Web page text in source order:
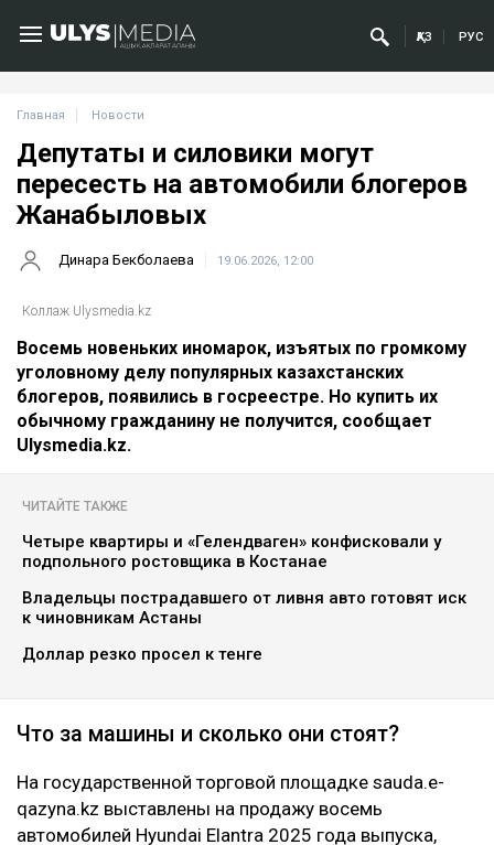
ҚАЗ РУС
Главная Новости
Депутаты и силовики могут
пересесть на автомобили блогеров
Жанабыловых
Динара Бекболаева 19.06.2026, 12:00
Коллаж Ulysmedia.kz
Восемь новеньких иномарок, изъятых по громкому
уголовному делу популярных казахстанских
блогеров, появились в госреестре. Но купить их
Четыре квартиры и «Гелендваген» конфисковали у
подпольного ростовщика в Костанае